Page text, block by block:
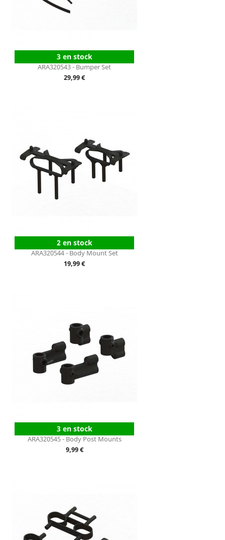
3 en stock
ARA320543 - Bumper Set
Prix
29,99 €
2 en stock
ARA320544 - Body Mount Set
Prix
19,99 €
3 en stock
ARA320545 - Body Post Mounts
Prix
9,99 €